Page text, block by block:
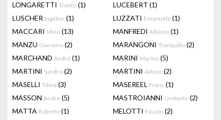
LONGARETTI Trento (1) LUCEBERT (1)
LUSCHER Ingebor (1) LUZZATI Emanuele (1)
MACCARI Mino (13) MANFREDI Alberto (1)
MANZU Giacomo (2) MARANGONI Tranquillo (2)
MARCHAND André (1) MARINI Marino (5)
MARTINI Sandro (2) MARTINI Arturo (2)
MASELLI Titina (3) MASEREEL Frans (1)
MASSON Andre (5) MASTROIANNI Umberto (2)
MATTA Roberto (1) MELOTTI Fausto (2)